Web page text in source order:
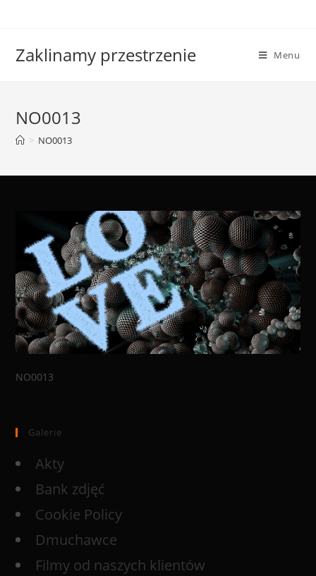
Zaklinamy przestrzenie Menu
NO0013
> NO0013
NO0013
Galerie
Akty
Bank zdjęć
Cookie Policy
Dmuchawce
Filmy od naszych klientów